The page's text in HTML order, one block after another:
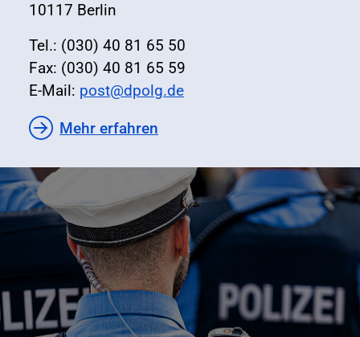
10117 Berlin
Tel.: (030) 40 81 65 50
Fax: (030) 40 81 65 59
E-Mail: post@dpolg.de
Mehr erfahren